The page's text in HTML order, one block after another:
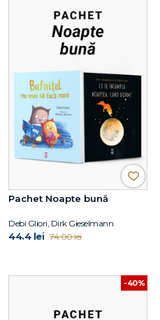
Pachet Noapte bună
Debi Gliori, Dirk Gieselmann
44.4 lei 74.00 lei
-40%